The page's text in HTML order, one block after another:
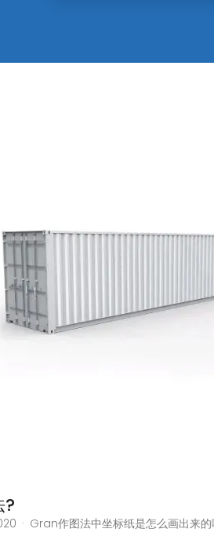
· Gran作图法中坐标纸是怎么画出来的